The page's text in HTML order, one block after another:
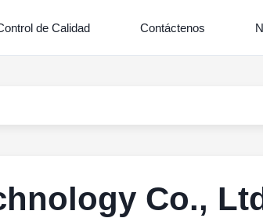
de Calidad Contáctenos
Co.,